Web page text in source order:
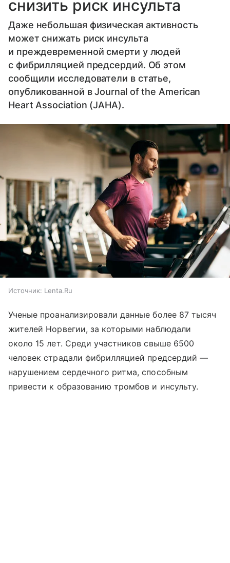
снизить риск инсульта
Даже небольшая физическая активность
может снижать риск инсульта
и преждевременной смерти у людей
с фибрилляцией предсердий. Об этом
сообщили исследователи в статье,
опубликованной в Journal of the American
Heart Association (JAHA).
Источник: Lenta.Ru
Ученые проанализировали данные более 87 тысяч
жителей Норвегии, за которыми наблюдали
около 15 лет. Среди участников свыше 6500
человек страдали фибрилляцией предсердий —
нарушением сердечного ритма, способным
привести к образованию тромбов и инсульту.